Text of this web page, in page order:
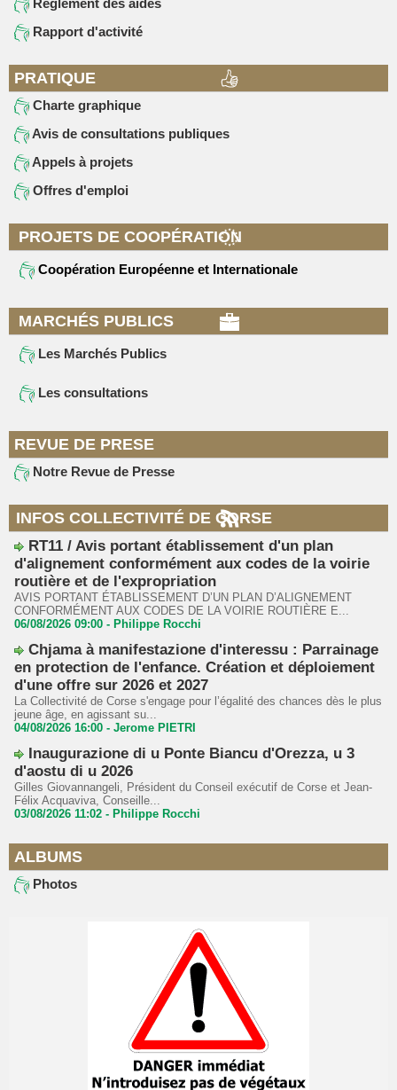
Règlement des aides
Rapport d'activité
PRATIQUE
Charte graphique
Avis de consultations publiques
Appels à projets
Offres d'emploi
PROJETS DE COOPÉRATION
Coopération Européenne et Internationale
MARCHÉS PUBLICS
Les Marchés Publics
Les consultations
REVUE DE PRESE
Notre Revue de Presse
INFOS COLLECTIVITÉ DE CORSE
RT11 / Avis portant établissement d'un plan
d'alignement conformément aux codes de la voirie
routière et de l'expropriation
AVIS PORTANT ÉTABLISSEMENT D’UN PLAN D’ALIGNEMENT
CONFORMÉMENT AUX CODES DE LA VOIRIE ROUTIÈRE E...
06/08/2026 09:00 - Philippe Rocchi
Chjama à manifestazione d'interessu : Parrainage
en protection de l'enfance. Création et déploiement
d'une offre sur 2026 et 2027
La Collectivité de Corse s'engage pour l’égalité des chances dès le plus
jeune âge, en agissant su...
04/08/2026 16:00 - Jerome PIETRI
Inaugurazione di u Ponte Biancu d'Orezza, u 3
d'aostu di u 2026
Gilles Giovannangeli, Président du Conseil exécutif de Corse et Jean-
Félix Acquaviva, Conseille...
03/08/2026 11:02 - Philippe Rocchi
ALBUMS
Photos